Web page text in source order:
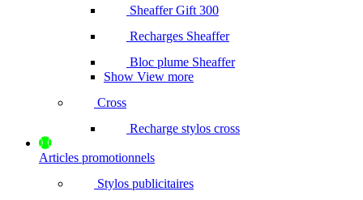
Sheaffer Gift 300
Recharges Sheaffer
Bloc plume Sheaffer
Show View more
Cross
Recharge stylos cross
Articles promotionnels
Stylos publicitaires